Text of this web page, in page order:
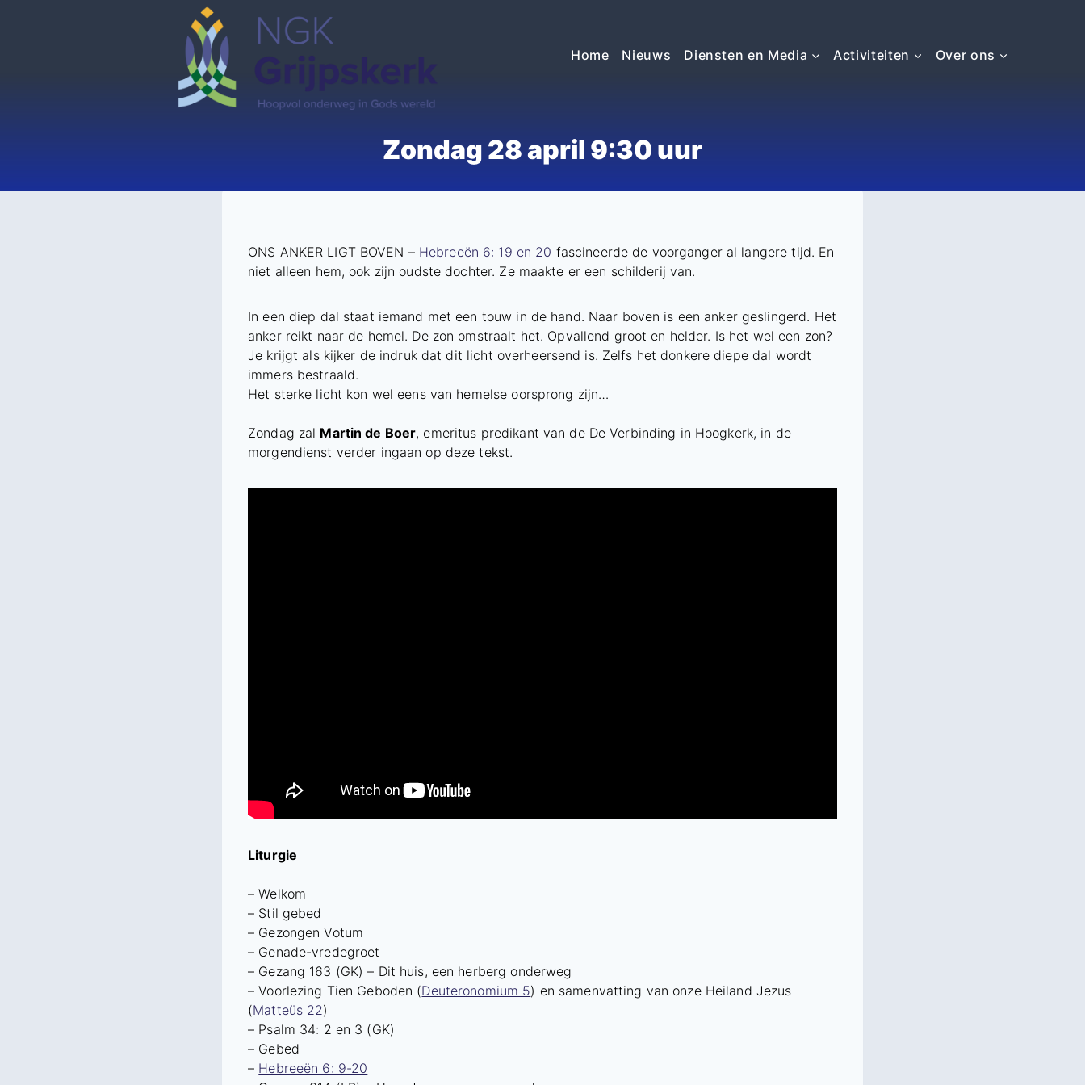
Home Nieuws Diensten en Media Activiteiten Over ons
Zondag 28 april 9:30 uur
ONS ANKER LIGT BOVEN – Hebreeën 6: 19 en 20 fascineerde de voorganger al langere tijd. En
niet alleen hem, ook zijn oudste dochter. Ze maakte er een schilderij van.
In een diep dal staat iemand met een touw in de hand. Naar boven is een anker geslingerd. Het
anker reikt naar de hemel. De zon omstraalt het. Opvallend groot en helder. Is het wel een zon?
Je krijgt als kijker de indruk dat dit licht overheersend is. Zelfs het donkere diepe dal wordt
immers bestraald.
Het sterke licht kon wel eens van hemelse oorsprong zijn…
Zondag zal Martin de Boer, emeritus predikant van de De Verbinding in Hoogkerk, in de
morgendienst verder ingaan op deze tekst.
Liturgie
– Welkom
– Stil gebed
– Gezongen Votum
– Genade-vredegroet
– Gezang 163 (GK) – Dit huis, een herberg onderweg
– Voorlezing Tien Geboden (Deuteronomium 5) en samenvatting van onze Heiland Jezus
(Matteüs 22)
– Psalm 34: 2 en 3 (GK)
– Gebed
– Hebreeën 6: 9-20